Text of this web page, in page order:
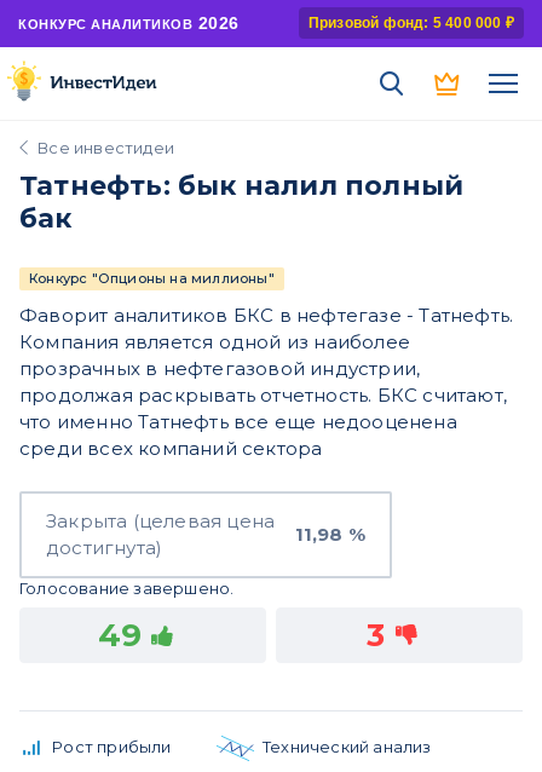
КОНКУРС АНАЛИТИКОВ 2026 Призовой фонд: 5 400 000 ₽
Все инвестидеи
Татнефть: бык налил полный
бак
Конкурс "Опционы на миллионы"
Фаворит аналитиков БКС в нефтегазе - Татнефть.
Компания является одной из наиболее
прозрачных в нефтегазовой индустрии,
продолжая раскрывать отчетность. БКС считают,
что именно Татнефть все еще недооценена
среди всех компаний сектора
Закрыта (целевая цена
достигнута)
11,98 %
Голосование завершено.
49 3
Рост прибыли Технический анализ